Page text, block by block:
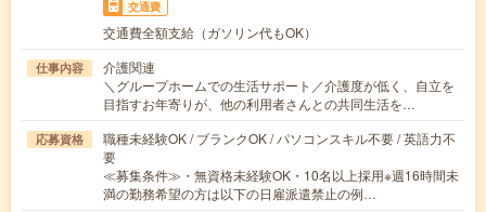
交通費
交通費全額支給（ガソリン代もOK）
仕事内容
介護関連
＼グループホームでの生活サポート／介護度が低く、自立を
目指すお年寄りが、他の利用者さんとの共同生活を…
応募資格
職種未経験OK / ブランクOK / パソコンスキル不要 / 英語力不
要
≪募集条件≫・無資格未経験OK・10名以上採用※週16時間未
満の勤務希望の方は以下の日雇派遣禁止の例…